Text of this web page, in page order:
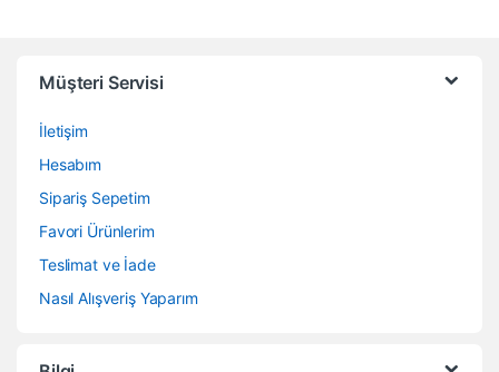
Müşteri Servisi
İletişim
Hesabım
Sipariş Sepetim
Favori Ürünlerim
Teslimat ve İade
Nasıl Alışveriş Yaparım